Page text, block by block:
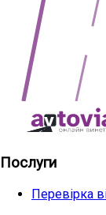
Послуги
Перевірка